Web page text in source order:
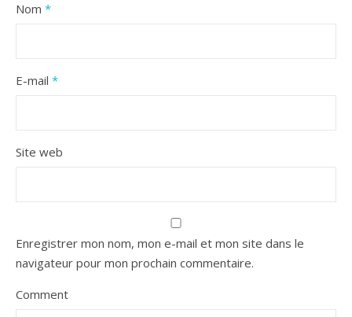
Nom *
E-mail *
Site web
Enregistrer mon nom, mon e-mail et mon site dans le
navigateur pour mon prochain commentaire.
Comment